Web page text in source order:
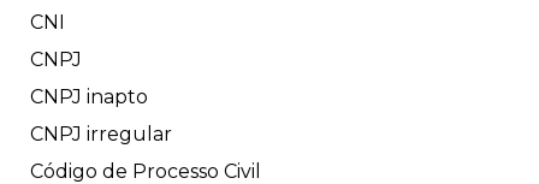
CNI
CNPJ
CNPJ inapto
CNPJ irregular
Código de Processo Civil